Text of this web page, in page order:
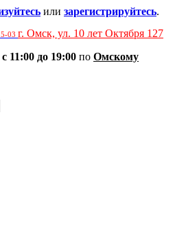
или зарегистрируйтесь.
03 г. Омск, ул. 10 лет Октября 127
с 11:00 до 19:00 по Омскому